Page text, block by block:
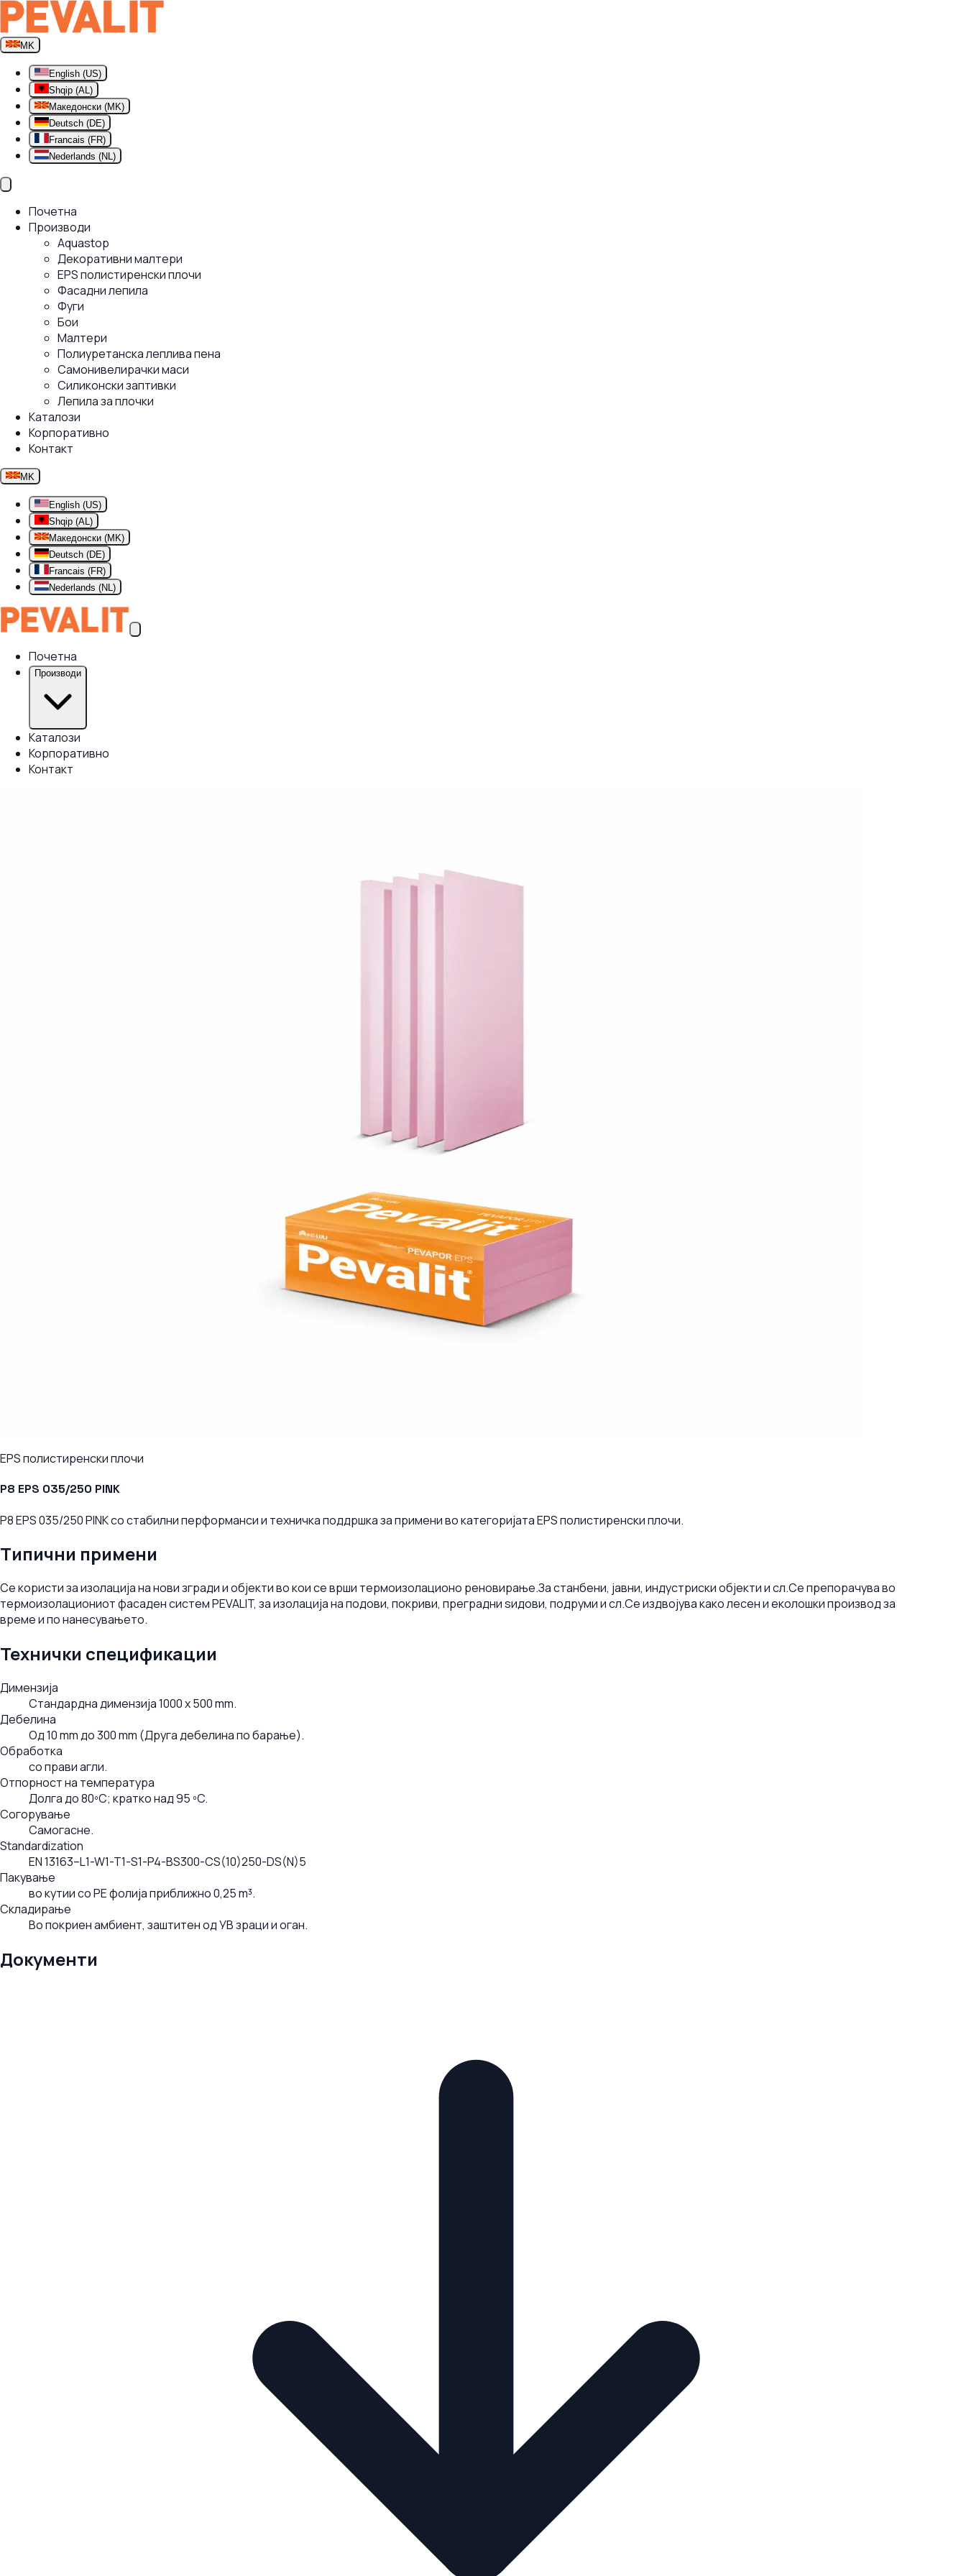
MK
English (US)
Shqip (AL)
Македонски (MK)
Deutsch (DE)
Francais (FR)
Nederlands (NL)
Почетна
Производи
Aquastop
Декоративни малтери
EPS полистиренски плочи
Фасадни лепила
Фуги
Бои
Малтери
Полиуретанска леплива пена
Самонивелирачки маси
Силиконски заптивки
Лепила за плочки
Каталози
Корпоративно
Контакт
MK
English (US)
Shqip (AL)
Македонски (MK)
Deutsch (DE)
Francais (FR)
Nederlands (NL)
Почетна
Производи
Каталози
Корпоративно
Контакт
EPS полистиренски плочи
P8 EPS 035/250 PINK
P8 EPS 035/250 PINK со стабилни перформанси и техничка поддршка за примени во категоријата EPS полистиренски плочи.
Типични примени
Се користи за изолација на нови згради и објекти во кои се врши термоизолационо реновирање.За станбени, јавни, индустриски објекти и сл.Се препорачува во
термоизолациониот фасаден систем PEVALIT, за изолација на подови, покриви, преградни ѕидови, подруми и сл.Се издвојува како лесен и еколошки производ за
време и по нанесувањето.
Технички спецификации
Димензија
Стандардна димензија 1000 x 500 mm.
Дебелина
Од 10 mm до 300 mm (Друга дебелина по барање).
Обработка
со прави агли.
Отпорност на температура
Долга до 80ºC; кратко над 95 ºC.
Согорување
Самогасне.
Standardization
EN 13163–L1-W1-T1-S1-P4-BS300-CS(10)250-DS(N)5
Пакување
во кутии со PE фолија приближно 0,25 m³.
Складирање
Во покриен амбиент, заштитен од УВ зраци и оган.
Документи